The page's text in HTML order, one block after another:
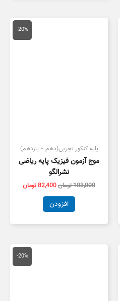
-20%
پایه کنکور تجربی(دهم + یازدهم)
موج آزمون فیزیک پایه ریاضی
نشرالگو
103,000تومان
103,000 تومان
82,400تومان
قیمت
فعلی
افزودن
-20%
125,000 تومان
قیمت
فعلی